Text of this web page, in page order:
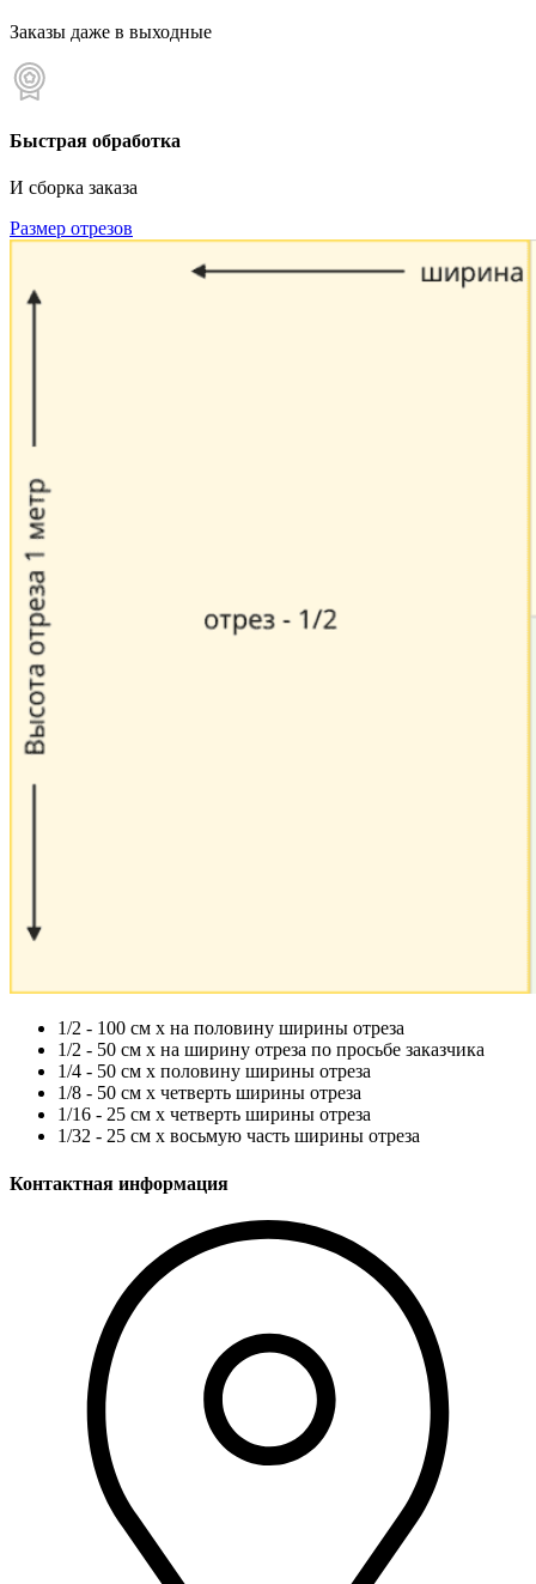
Заказы даже в выходные
Быстрая обработка
И сборка заказа
Размер отрезов
1/2 - 100 см х на половину ширины отреза
1/2 - 50 см х на ширину отреза по просьбе заказчика
1/4 - 50 см х половину ширины отреза
1/8 - 50 см х четверть ширины отреза
1/16 - 25 см х четверть ширины отреза
1/32 - 25 см х восьмую часть ширины отреза
Контактная информация